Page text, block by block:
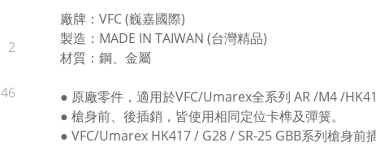
2
46
廠牌：VFC (巍嘉國際)
製造：MADE IN TAIWAN (台灣精品)
材質：鋼、金屬
● 原廠零件，適用於VFC/Umarex全系列 AR /M4 /
● 槍身前、後插銷，皆使用相同定位卡榫及彈簧。
● VFC/Umarex HK417 / G28 / SR-25 GBB系列槍身前插